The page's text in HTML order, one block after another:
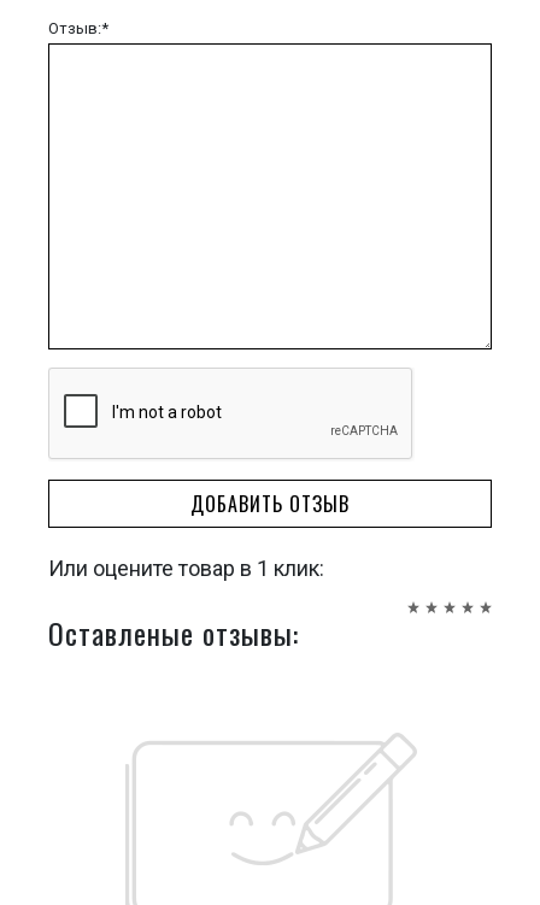
Отзыв:*
ДОБАВИТЬ ОТЗЫВ
Или оцените товар в 1 клик:
Оставленые отзывы: